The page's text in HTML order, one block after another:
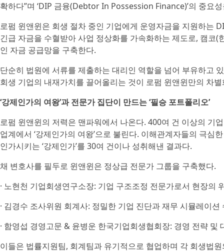
확하다”며 ‘DIP 금융(Debtor In Possession Finance)’의 중요
로펌 윈앤윈은 회생 절차 중인 기업에게 운영자금을 지원하는
긴급 자금을 수혈받아 사업 정상화를 가속화하는 제도로, 캠코
인 자금 공급망을 구축한다.
단순히 법원에 서류를 제출하는 대리인 역할을 넘어 부유하고
회생 기업의 내재가치를 끌어올리는 것이 로펌 윈앤윈만의 차
‘강제인가의 여왕’과 전문가 집단이 만드는 ‘필승 포트폴리오’
로펌 윈앤윈의 저력은 맨파워에서 나온다. 400여 건 이상의 기
업계에서 ‘강제인가의 여왕’으로 불린다. 이해관계자들의 극
인가시키는 ‘강제인가’를 30여 건이나 성취해낸 결과다.
채 변호사를 필두로 윈앤윈은 정상급 전문가 그룹을 구축했다.
· 노현천 기업회생연구소장: 기업 구조조정 전문가로서 현장의
· 김경수 조사위원 회계사: 정밀한 기업 진단과 재무 시뮬레이션
· 함영섭 경영고문 & 윤병운 한국기업회생협회장: 경영 전략 및
이들은 법률지원팀, 회계팀과 유기적으로 협업하며 각 회생법